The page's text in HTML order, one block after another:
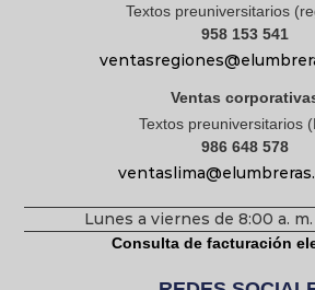
Textos preuniversitarios
958 153 541
Ventas
Textos preuniversitarios
986 648 578
Lunes a viernes de 8:00 a.
Consulta de facturación